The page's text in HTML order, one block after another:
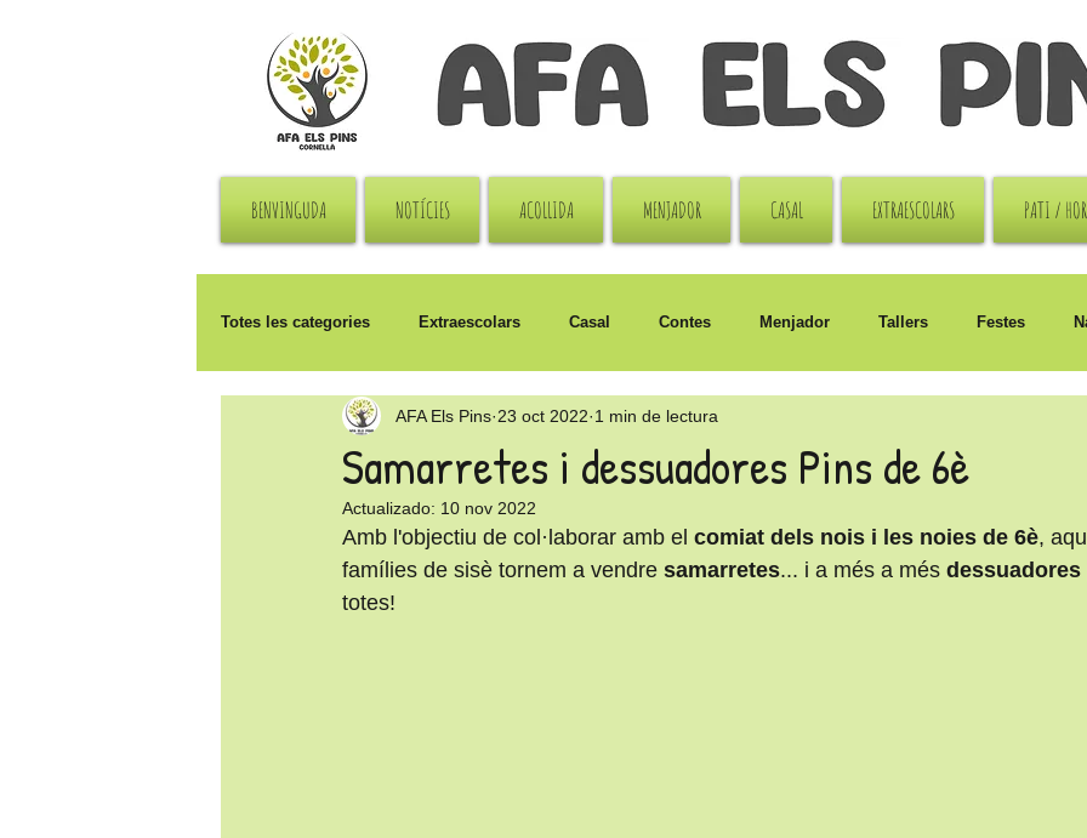
BENVINGUDA NOTÍCIES ACOLLIDA MENJADOR CASAL EXTRAESCOLARS PATI /
Totes les categories Extraescolars Casal Contes Menjador Tallers Festes
Solidaritat Pati Sant Jordi
Samarretes i dessuadores Pins de 6è
AFA Els Pins 23 oct 2022 1 min de lectura
Actualizado: 10 nov 2022
Amb l'objectiu de col·laborar amb el comiat dels nois i les noies de 6è,
famílies de sisè tornem a vendre samarretes... i a més a més dessuadores
totes!